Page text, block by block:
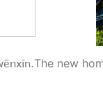
The new